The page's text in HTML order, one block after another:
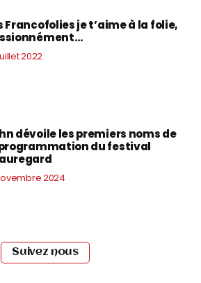
Francofolies je t’aime à la folie,
2022
dévoile les premiers noms de
du festival
2024
Suivez nous